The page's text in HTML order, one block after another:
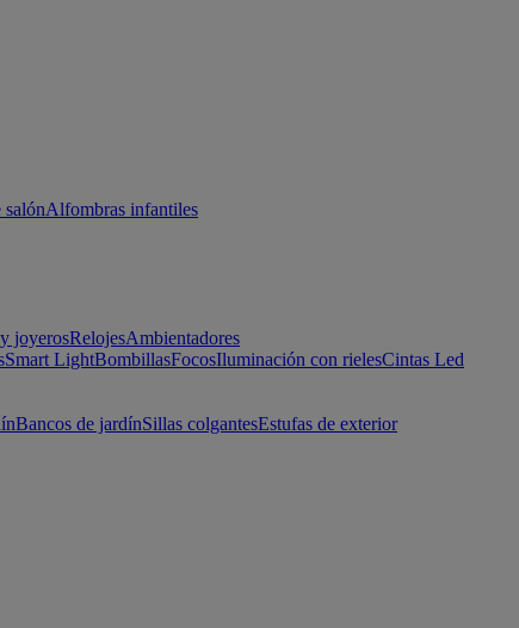
Alfombras infantiles
joyerosRelojesAmbientadores
Smart LightBombillasFocosIluminación con rielesCintas Led
Bancos de jardínSillas colgantesEstufas de exterior